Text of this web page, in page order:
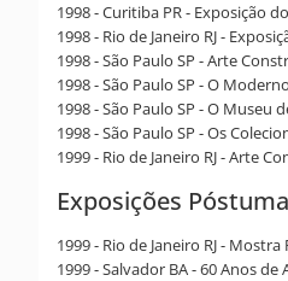
1998 - Curitiba PR - Exposição
1998 - Rio de Janeiro RJ -
1998 - São Paulo SP - Arte
1998 - São Paulo SP - O
1998 - São Paulo SP - O Museu
1998 - São Paulo SP - Os
1999 - Rio de Janeiro RJ - Arte
Exposições
1999 - Rio de Janeiro RJ -
1999 - Salvador BA - 60 Anos